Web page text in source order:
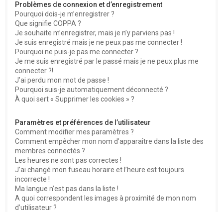
Problèmes de connexion et d’enregistrement
Pourquoi dois-je m’enregistrer ?
Que signifie COPPA ?
Je souhaite m’enregistrer, mais je n’y parviens pas !
Je suis enregistré mais je ne peux pas me connecter !
Pourquoi ne puis-je pas me connecter ?
Je me suis enregistré par le passé mais je ne peux plus me
connecter ?!
J’ai perdu mon mot de passe !
Pourquoi suis-je automatiquement déconnecté ?
À quoi sert « Supprimer les cookies » ?
Paramètres et préférences de l’utilisateur
Comment modifier mes paramètres ?
Comment empêcher mon nom d’apparaître dans la liste des
membres connectés ?
Les heures ne sont pas correctes !
J’ai changé mon fuseau horaire et l’heure est toujours
incorrecte !
Ma langue n’est pas dans la liste !
A quoi correspondent les images à proximité de mon nom
d’utilisateur ?